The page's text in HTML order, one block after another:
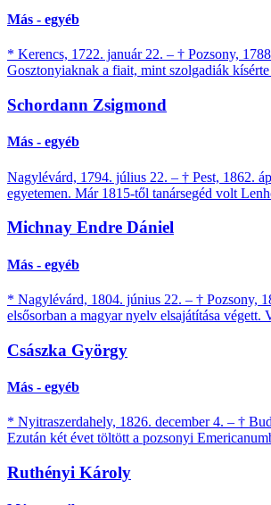
Más - egyéb
* Kerencs, 1722. január 22. – † Pozsony,
Gosztonyiaknak a fiait, mint szolgadiák
Schordann Zsigmond
Más - egyéb
Nagylévárd, 1794. július 22. – † Pest, 1862.
egyetemen. Már 1815-től tanársegéd volt
Michnay Endre Dániel
Más - egyéb
* Nagylévárd, 1804. június 22. – † Pozsony,
elsősorban a magyar nyelv elsajátítása végett.
Császka György
Más - egyéb
* Nyitraszerdahely, 1826. december 4. – †
Ezután két évet töltött a pozsonyi
Ruthényi Károly